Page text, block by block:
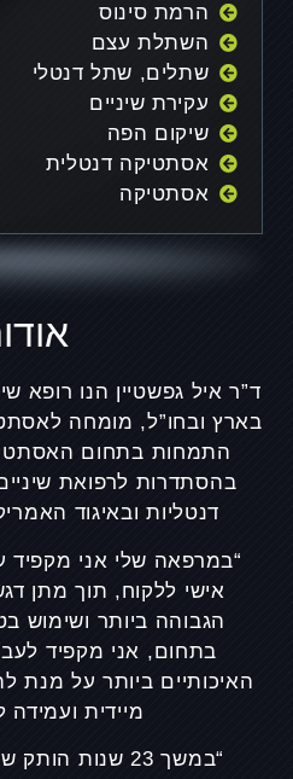
הרמת סינוס
השתלת עצם
שתלים, שתל דנטלי
עקירת שיניים
שיקום הפה
אסתטיקה דנטלית
אסתטיקה
ד”ר איל גפשטיין
בארץ ובחו”ל, מומחה
התמחות בתחום
בהסתדרות לרפואת
דנטליות ובאיגוד
“במרפאה שלי אני מקפיד
אישי ללקוח, תוך מתן
הגבוהה ביותר ושימוש
בתחום, אני מקפיד
האיכותיים ביותר על מנת
מיידית ועמידה
“במשך 23 שנות